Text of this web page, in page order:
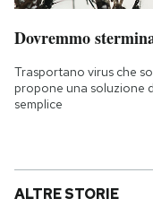
Dovremmo
Trasportano virus che
propone una soluzione
semplice
ALTRE STORIE